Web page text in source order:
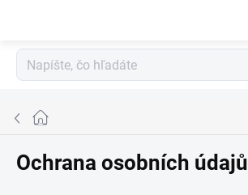
Domov
Ochrana osobních údajů